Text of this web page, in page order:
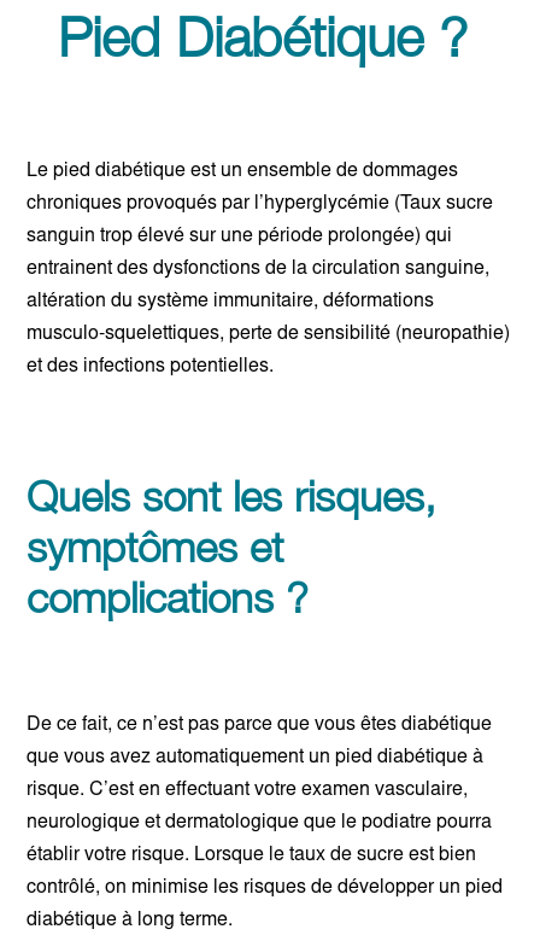
Pied Diabétique ?
Le pied diabétique est un ensemble de dommages
chroniques provoqués par l’hyperglycémie (Taux sucre
sanguin trop élevé sur une période prolongée) qui
entrainent des dysfonctions de la circulation sanguine,
altération du système immunitaire, déformations
musculo-squelettiques, perte de sensibilité (neuropathie)
et des infections potentielles.
Quels sont les risques,
symptômes et
complications ?
De ce fait, ce n’est pas parce que vous êtes diabétique
que vous avez automatiquement un pied diabétique à
risque. C’est en effectuant votre examen vasculaire,
neurologique et dermatologique que le podiatre pourra
établir votre risque. Lorsque le taux de sucre est bien
contrôlé, on minimise les risques de développer un pied
diabétique à long terme.